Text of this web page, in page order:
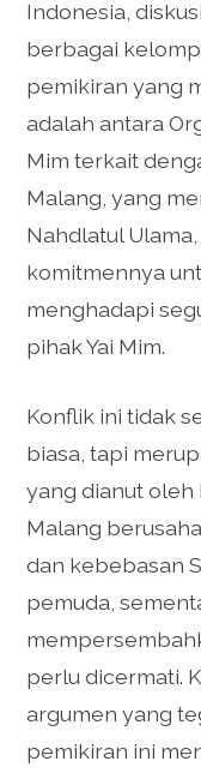
Indonesia,
berbagai
pemikiran yang
adalah antara
Mim terkait
Malang, yang
Nahdlatul
komitmennya
menghadapi
pihak Yai Mim.
Konflik ini tidak
biasa, tapi
yang dianut oleh
Malang
dan kebebasan
pemuda,
perlu dicermati.
argumen yang
pemikiran ini